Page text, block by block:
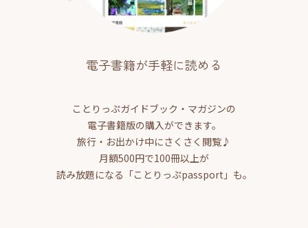
電子書籍が手軽に読める
ことりっぷガイドブック・マガジンの
電子書籍版の購入ができます。
旅行・お出かけ中にさくさく閲覧♪
月額500円で100冊以上が
読み放題になる「ことりっぷpassport」も。